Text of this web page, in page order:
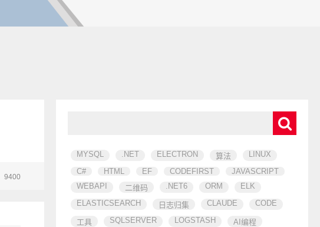
9400
MYSQL .NET ELECTRON 算法
LINUX
C#
HTML EF CODEFIRST
JAVASCRIPT
WEBAPI
二维码 .NET6 ORM
ELK
ELASTICSEARCH
日志归集 CLAUDE CODE
工具 SQLSERVER LOGSTASH
AI编程